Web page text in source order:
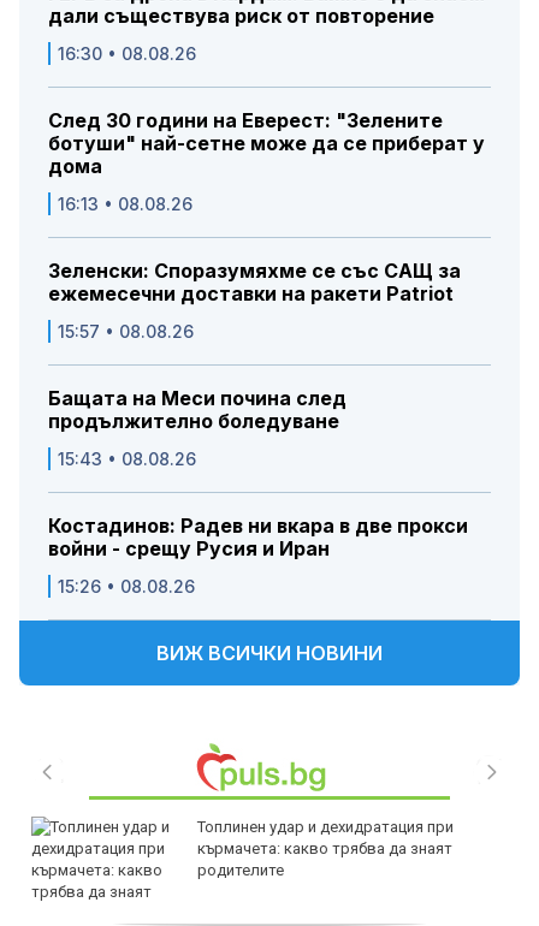
дали съществува риск от повторение
16:30 • 08.08.26
След 30 години на Еверест: "Зелените
ботуши" най-сетне може да се приберат у
дома
16:13 • 08.08.26
Зеленски: Споразумяхме се със САЩ за
ежемесечни доставки на ракети Patriot
15:57 • 08.08.26
Бащата на Меси почина след
продължително боледуване
15:43 • 08.08.26
Костадинов: Радев ни вкара в две прокси
войни - срещу Русия и Иран
15:26 • 08.08.26
ВИЖ ВСИЧКИ НОВИНИ
Топлинен удар и дехидратация при
кърмачета: какво трябва да знаят
родителите